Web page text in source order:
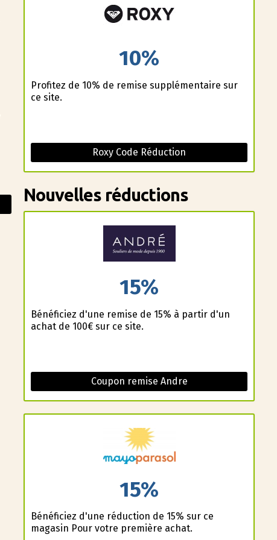
10%
Profitez de 10% de remise supplémentaire sur
ce site.
Roxy Code Réduction
Nouvelles réductions
15%
Bénéficiez d'une remise de 15% à partir d'un
achat de 100€ sur ce site.
Coupon remise Andre
15%
Bénéficiez d'une réduction de 15% sur ce
magasin Pour votre première achat.